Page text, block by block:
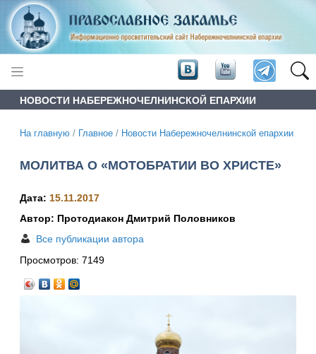
НОВОСТИ НАБЕРЕЖНОЧЕЛНИНСКОЙ ЕПАРХИИ
На главную / Главное / Новости Набережночелнинской епархии
МОЛИТВА О «МОТОБРАТИИ ВО ХРИСТЕ»
Дата: 15.11.2017
Автор: Протодиакон Дмитрий Половников
Все публикации автора
Просмотров: 7149